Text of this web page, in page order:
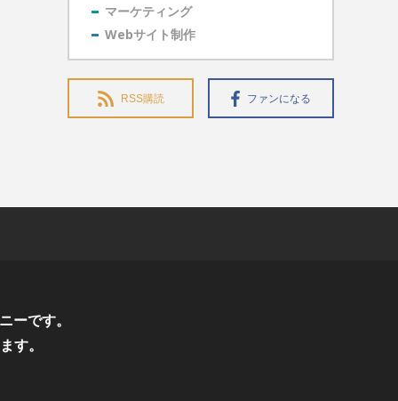
マーケティング
Webサイト制作
RSS購読 ファンになる
ーです。
す。